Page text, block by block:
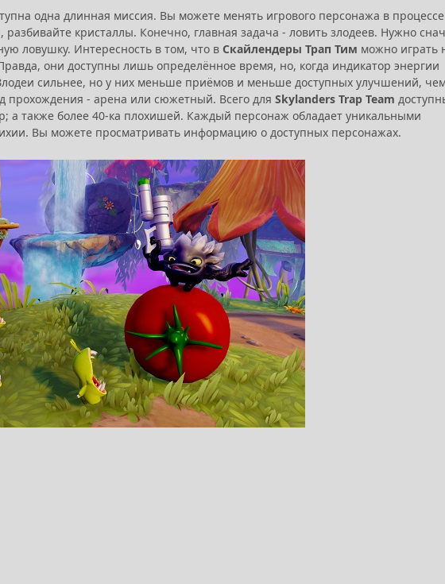
одна длинная миссия. Вы можете менять игрового персонажа в
кристаллы. Конечно, главная задача - ловить злодеев. Нужно
ловушку. Интересность в том, что в Скайлендеры Трап Тим можно играть
они доступны лишь определённое время, но, когда индикатор энергии
сильнее, но у них меньше приёмов и меньше доступных улучшений,
прохождения - арена или сюжетный. Всего для Skylanders Trap Team
а также более 40-ка плохишей. Каждый персонаж обладает уникальными
Вы можете просматривать информацию о доступных персонажах.